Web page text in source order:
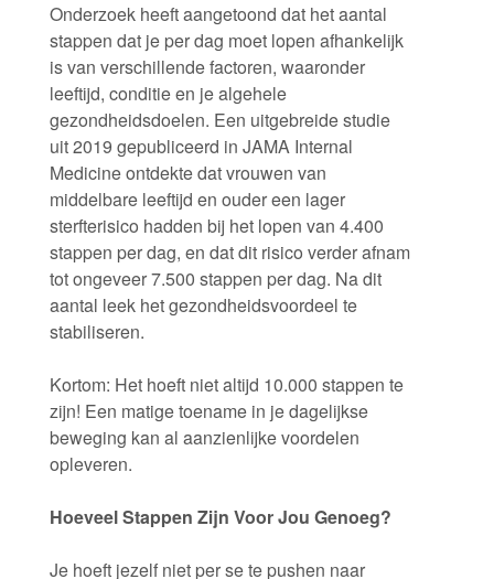
Onderzoek heeft aangetoond dat het aantal
stappen dat je per dag moet lopen afhankelijk
is van verschillende factoren, waaronder
leeftijd, conditie en je algehele
gezondheidsdoelen. Een uitgebreide studie
uit 2019 gepubliceerd in JAMA Internal
Medicine ontdekte dat vrouwen van
middelbare leeftijd en ouder een lager
sterfterisico hadden bij het lopen van 4.400
stappen per dag, en dat dit risico verder afnam
tot ongeveer 7.500 stappen per dag. Na dit
aantal leek het gezondheidsvoordeel te
stabiliseren.
Kortom: Het hoeft niet altijd 10.000 stappen te
zijn! Een matige toename in je dagelijkse
beweging kan al aanzienlijke voordelen
opleveren.
Hoeveel Stappen Zijn Voor Jou Genoeg?
Je hoeft jezelf niet per se te pushen naar